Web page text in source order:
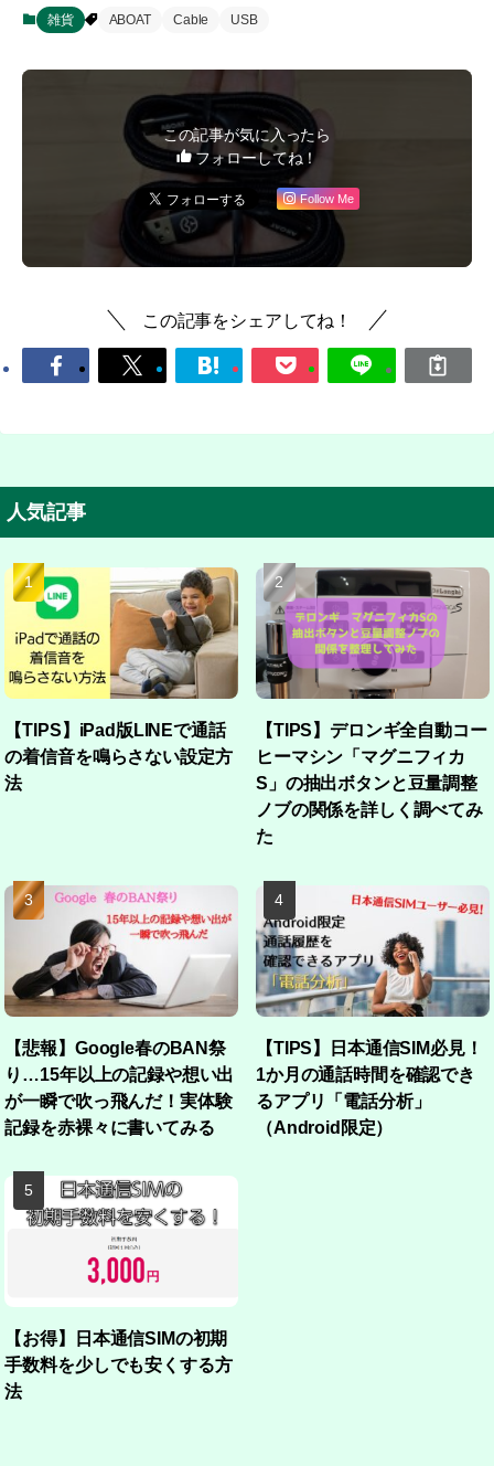
雑貨 ABOAT Cable USB
この記事が気に入ったら
フォローしてね！
Follow Me
この記事をシェアしてね！
人気記事
【TIPS】iPad版LINEで通話
の着信音を鳴らさない設定方
法
【TIPS】デロンギ全自動コー
ヒーマシン「マグニフィカ
S」の抽出ボタンと豆量調整
ノブの関係を詳しく調べてみ
た
【悲報】Google春のBAN祭
り…15年以上の記録や想い出
が一瞬で吹っ飛んだ！実体験
記録を赤裸々に書いてみる
【TIPS】日本通信SIM必見！
1か月の通話時間を確認でき
るアプリ「電話分析」
（Android限定）
【お得】日本通信SIMの初期
手数料を少しでも安くする方
法